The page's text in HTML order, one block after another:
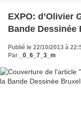
EXPO: d’Olivier Grenson au Centre Belge de la
Bande
Publié le 22/10/2013 à
Par
_0_6_7_3_m